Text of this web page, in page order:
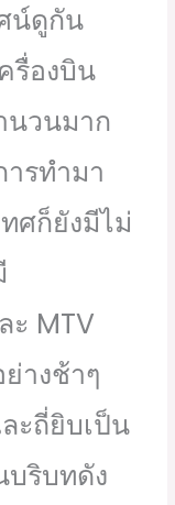
น์ดูกัน
รื่องบิน
นวนมาก
รทำมา
ศก็ยังมีไม่
ะ MTV
างช้าๆ
ะถี่ยิบเป็น
ริบทดัง